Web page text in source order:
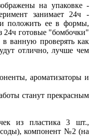
на упаковке -
занимает 24ч -
и положить ее в формы,
24ч готовые "бомбочки"
ванную проверять как
отлично, лучше чем
ароматизаторы и
станут прекрасным
из пластика 3 шт.,
компонент №2 (на